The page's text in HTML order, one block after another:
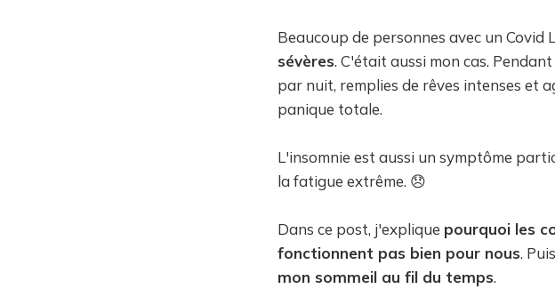
Beaucoup de personnes avec un Covid
sévères. C'était aussi mon cas.
par nuit, remplies de rêves intenses et
panique totale.
L'insomnie est aussi un symptôme
la fatigue extrême. 😞
Dans ce post, j'explique pourquoi les
fonctionnent pas bien pour nous.
mon sommeil au fil du temps.